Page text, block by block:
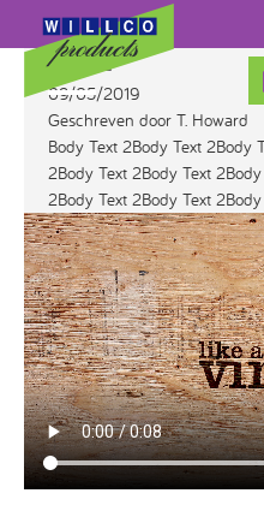
Title 2
09/05/2019
Geschreven door T. Howard
Body Text 2Body Text 2Body
2Body Text 2Body Text
2Body Text 2Body Text